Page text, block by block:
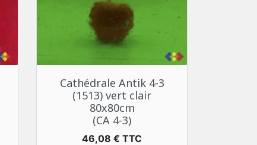
Aperçu rapide
Cathédrale Antik 4-3
(1513) vert clair
80x80cm
(CA 4-3)
Prix
46,08 € TTC